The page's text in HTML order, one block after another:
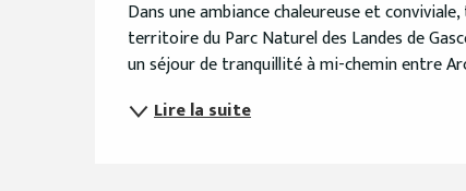
Dans une ambiance chaleureuse et
territoire du Parc Naturel des Landes de
un séjour de tranquillité à mi-chemin entre
Lire la suite